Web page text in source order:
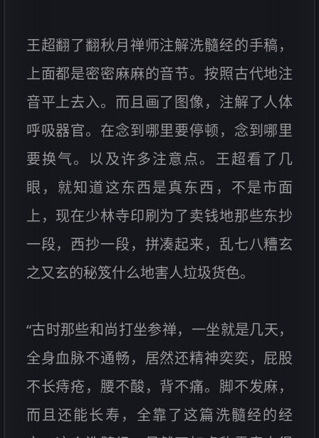
王超翻了翻秋月禅师注解洗髓经的手稿，
上面都是密密麻麻的音节。按照古代地注
音平上去入。而且画了图像，注解了人体
呼吸器官。在念到哪里要停顿，念到哪里
要换气。以及许多注意点。王超看了几
眼，就知道这东西是真东西，不是市面
上，现在少林寺印刷为了卖钱地那些东抄
一段，西抄一段，拼凑起来，乱七八糟玄
之又玄的秘笈什么地害人垃圾货色。
“古时那些和尚打坐参禅，一坐就是几天，
全身血脉不通畅，居然还精神奕奕，屁股
不长痔疮，腰不酸，背不痛。脚不发麻，
而且还能长寿，全靠了这篇洗髓经的经